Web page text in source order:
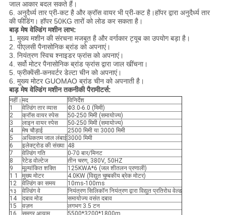
जाल आकार बदल सकते हैं।
6. अनुदैर्ध्य तार प्री-कट है और क्रॉस वायर भी प्री-कट है।हॉपर द्वारा अनुदैर्ध्य तार
की फीडिंग। हॉपर 50KG तारों को लोड कर सकता है।
बाड़ मेष वेल्डिंग मशीन लाभ:
1. मुख्य मशीन की संरचना मजबूत है और वर्गाकार ट्यूब का उपयोग बड़ा है।
2. पीएलसी पैनासोनिक ब्रांड को अपनाएं।
3. नियंत्रण स्विच श्नाइडर फ्रांस को अपनाएं।
4. सर्वो मोटर पैनासोनिक ब्रांड फ्रांस द्वारा जाल खींचना।
5. फ्रीक्वेंसी-कनवर्टर डेल्टा चीन को अपनाएं।
6. मुख्य मोटर GUOMAO ब्रांड चीन को अपनाती है।
बाड़ मेष वेल्डिंग मशीन तकनीकी पैरामीटर्स:
नहीं। मद
विनिर्देश
1
वेल्डिंग तार व्यास
Φ3.0-6.0 (मिमी)
2
क्रॉस वायर स्पेस
50-250 मिमी (समायोज्य)
3
लाइन वायर स्पेस
50-250 मिमी (समायोज्य)
4
मेष चौड़ाई
2500 मिमी या 3000 मिमी
5
अधिकतम जाल लंबाई3000 मिमी
6
इलेक्ट्रोड की संख्या 48
7
वेल्डिंग गति
0-70 बार/मिनट
8
रेटेड वोल्टेज
तीन चरण, 380V, 50HZ
9
मूल्यांकित शक्ति
125KWA*6 (जल शीतलन प्रणाली)
1 1
मुख्य मोटर
4.0KW (विद्युत चुम्बकीय ब्रेक मोटर)
12
वेल्डिंग का समय
10ms-100ms
१३
वेल्डिंग वे
नियंत्रण सिलिकॉन नियंत्रण द्वारा विद्युत प्रतिरोध वेल्ड
14
दबाव मोड
समायोज्य वसंत दबाव
15
वज़न
लगभग 3.5 टन